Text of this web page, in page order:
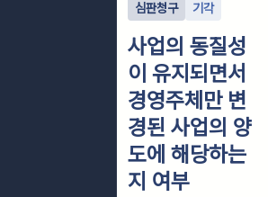
심판청구 기각
사업의 동질성
이 유지되면서
경영주체만 변
경된 사업의 양
도에 해당하는
지 여부